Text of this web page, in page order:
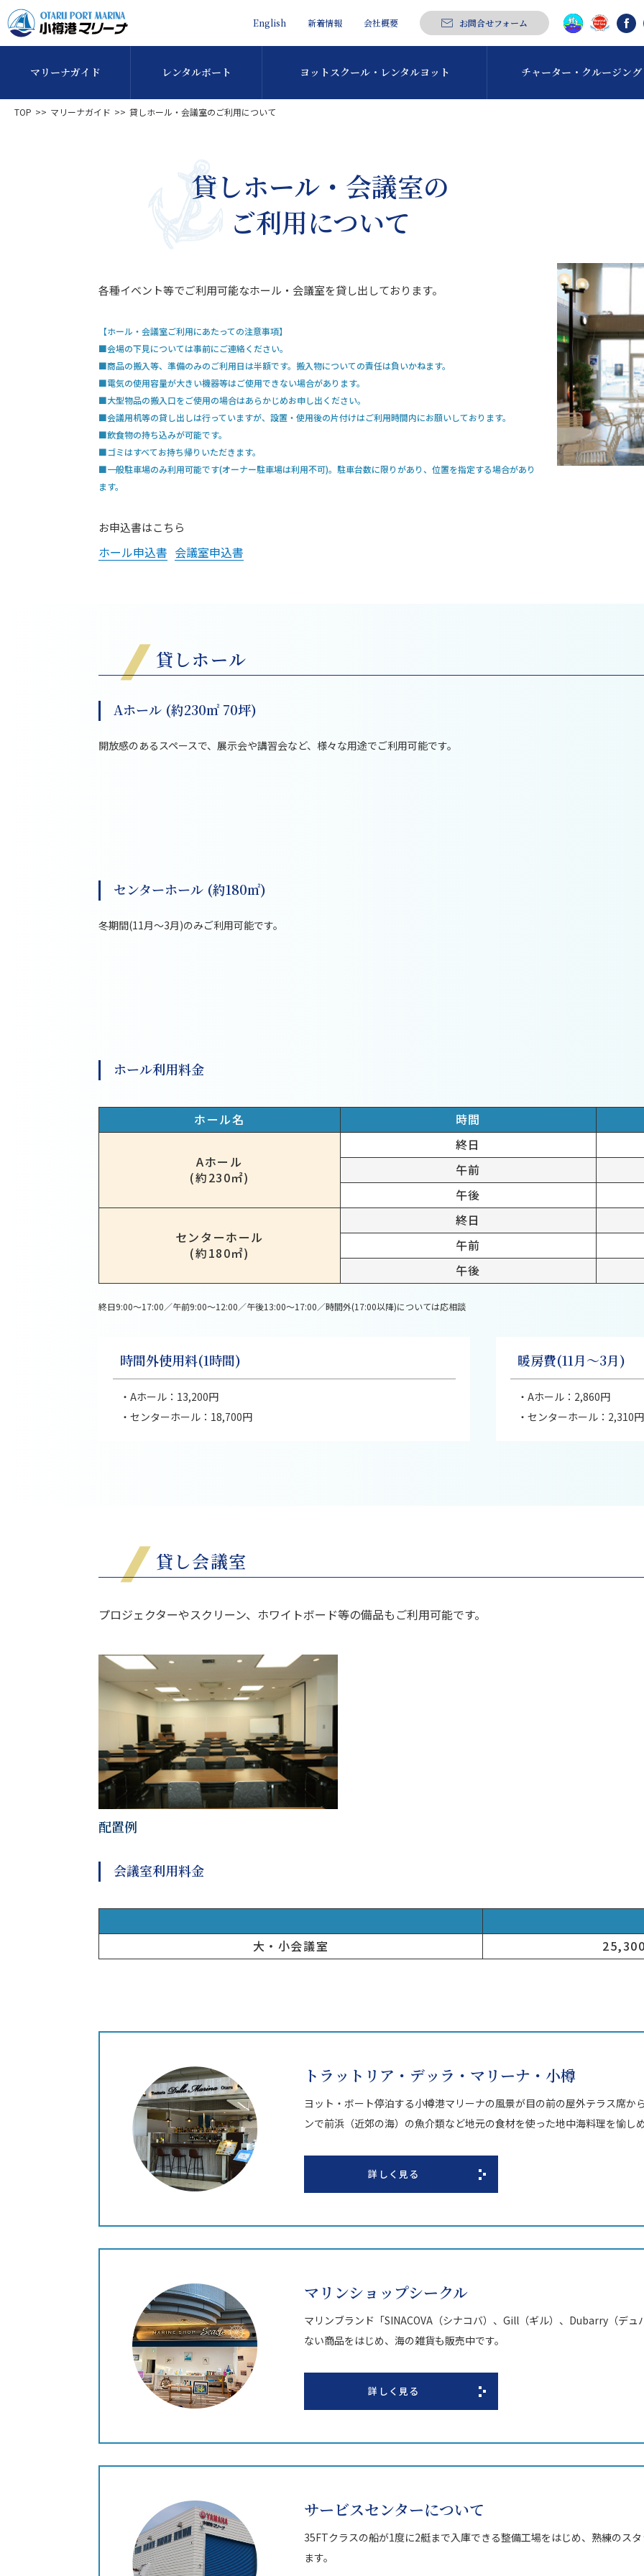
English 新着情報 会社概要 お問合せフォーム
マリーナガイド レンタルボート ヨットスクール・ レンタルヨット チャーター・ クルージング
TOP マリーナガイド 貸しホール・会議室のご利用について
貸しホール・会議室の
ご利用について
各種イベント等でご利用可能なホール・会議室を貸し出しております。
【ホール・会議室ご利用にあたっての注意事項】
■会場の下見については事前にご連絡ください。
■商品の搬入等、準備のみのご利用日は半額です。搬入物についての責任は負いかねます。
■電気の使用容量が大きい機器等はご使用できない場合があります。
■大型物品の搬入口をご使用の場合はあらかじめお申し出ください。
■会議用机等の貸し出しは行っていますが、設置・使用後の片付けはご利用時間内にお願いしております。
■飲食物の持ち込みが可能です。
■ゴミはすべてお持ち帰りいただきます。
■一般駐車場のみ利用可能です(オーナー駐車場は利用不可)。駐車台数に限りがあり、位置を指定する場合があり
ます。
お申込書はこちら
ホール申込書 会議室申込書
貸しホール
Aホール (約230㎡ 70坪)
開放感のあるスペースで、展示会や講習会など、様々な用途でご利用可能です。
センターホール (約180㎡)
冬期間(11月～3月)のみご利用可能です。
ホール利用料金
ホール名 時間
Aホール
(約230㎡)
終日
午前
午後
センターホール
(約180㎡)
終日
午前
午後
終日9:00～17:00／午前9:00～12:00／午後13:00～17:00／時間外(17:00以降)については応相談
時間外使用料(1時間)
・Aホール：13,200円
・センターホール：18,700円
暖房費(11月～3月)
・Aホール：2,860円
・センターホール：2,310円
貸し会議室
プロジェクターやスクリーン、ホワイトボード等の備品もご利用可能です。
配置例
会議室利用料金
大・小会議室
トラットリア・デッラ・マリーナ・小樽
ヨット・ボート停泊する小樽港マリーナの風景が目の前の屋外テラス席か
ンで前浜（近郊の海）の魚介類など地元の食材を使った地中海料理を愉し
詳しく見る
マリンショップシークル
マリンブランド「SINACOVA（シナコバ）、Gill（ギル）、Dubarry（デ
ない商品をはじめ、海の雑貨も販売中です。
詳しく見る
サービスセンターについて
35FTクラスの船が1度に2艇まで入庫できる整備工場をはじめ、熟練のス
ます。